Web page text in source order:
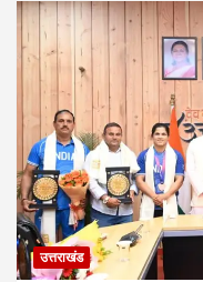
उत्तराखंड